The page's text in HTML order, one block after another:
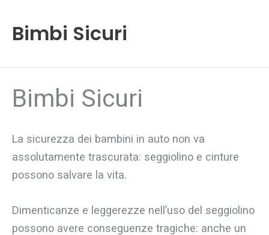
contenuto
Bimbi Sicuri
Bimbi Sicuri
La sicurezza dei bambini in auto non va
assolutamente trascurata: seggiolino e cinture
possono salvare la vita.
Dimenticanze e leggerezze nell’uso del seggiolino
possono avere conseguenze tragiche: anche un